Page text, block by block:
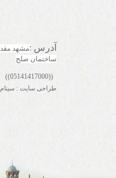
آدرس :
ساختمان صلح
((05141417000))
طراحی سایت : سینام